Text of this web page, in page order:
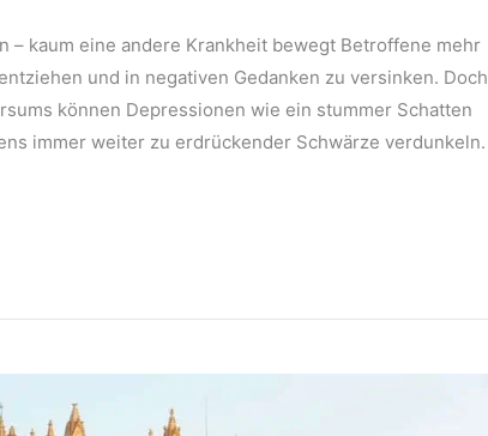
– kaum eine andere Krankheit bewegt Betroffene mehr
und in negativen Gedanken zu versinken. Doch
können Depressionen wie ein stummer Schatten
immer weiter zu erdrückender Schwärze verdunkeln.